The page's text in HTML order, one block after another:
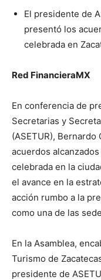
El presidente de
presentó los
celebrada en
Red FinancieraMX
En conferencia de
Secretarias y
(ASETUR),
acuerdos
celebrada en la
el avance en la
acción rumbo a la
como una de las
En la Asamblea,
Turismo de
presidente de